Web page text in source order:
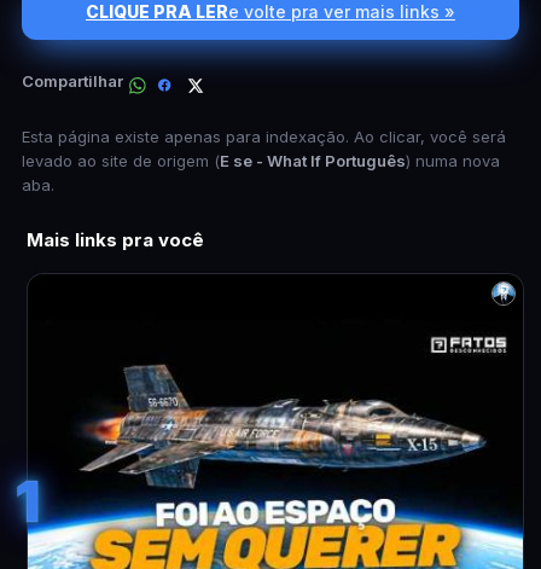
CLIQUE PRA LERe volte pra ver mais links »
Compartilhar
Esta página existe apenas para indexação. Ao clicar, você será
levado ao site de origem (E se - What If Português) numa nova
aba.
Mais links pra você
1